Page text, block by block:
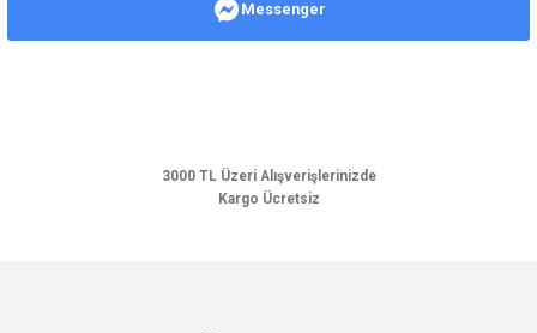
Ürün resmi kalitesiz, bozuk veya görüntülenemiyor.
Messenger
3000 TL Üzeri Alışverişlerinizde
Kargo Ücretsiz